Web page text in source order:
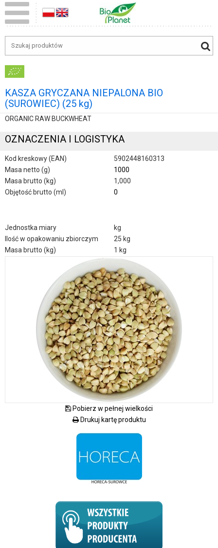
KASZA GRYCZANA NIEPALONA BIO
(SUROWIEC) (25 kg)
ORGANIC RAW BUCKWHEAT
OZNACZENIA I LOGISTYKA
Kod kreskowy (EAN)
5902448160313
Masa netto (g)
1000
Masa brutto (kg)
1,000
Objętość brutto (ml)
0
Jednostka miary
kg
Ilość w opakowaniu zbiorczym
25 kg
Masa brutto (kg)
1 kg
Pobierz w pełnej wielkości
Drukuj kartę produktu